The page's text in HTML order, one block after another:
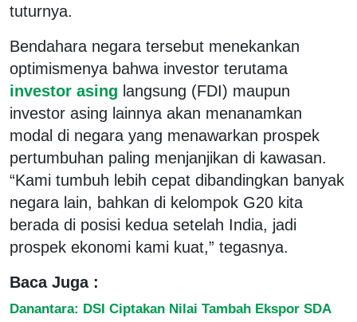
tuturnya.
Bendahara negara tersebut menekankan
optimismenya bahwa investor terutama
investor asing langsung (FDI) maupun
investor asing lainnya akan menanamkan
modal di negara yang menawarkan prospek
pertumbuhan paling menjanjikan di kawasan.
“Kami tumbuh lebih cepat dibandingkan banyak
negara lain, bahkan di kelompok G20 kita
berada di posisi kedua setelah India, jadi
prospek ekonomi kami kuat,” tegasnya.
Baca Juga :
Danantara: DSI Ciptakan Nilai Tambah Ekspor SDA